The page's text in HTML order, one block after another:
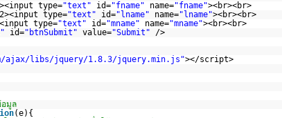
type="text" id="fname" name="fname"><br><br>
type="text" id="lname" name="lname"><br><br>
type="text" id="mname" name="mname"><br><br>
id="btnSubmit" value="Submit"
/>
ajax/libs/jquery/1.8.3/jquery.min.js "></script>
ข้อมูล
(e){